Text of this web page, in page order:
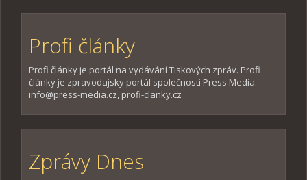
Profi články
Profi články je portál na vydávání Tiskových zpráv. Profi
články je zpravodajsky portál společnosti Press Media.
info@press-media.cz, profi-clanky.cz
Zprávy Dnes